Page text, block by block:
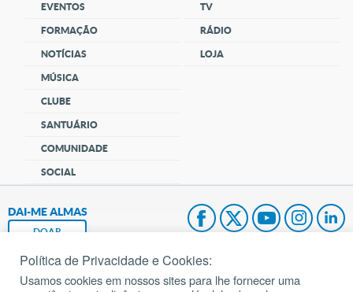
EVENTOS
FORMAÇÃO
NOTÍCIAS
MÚSICA
CLUBE
SANTUÁRIO
COMUNIDADE
SOCIAL
TV
RÁDIO
LOJA
DAI-ME ALMAS
DOAR
Fundação João Paulo II
Política de Privacidade e Cookies:
Usamos cookies em nossos sites para lhe fornecer uma